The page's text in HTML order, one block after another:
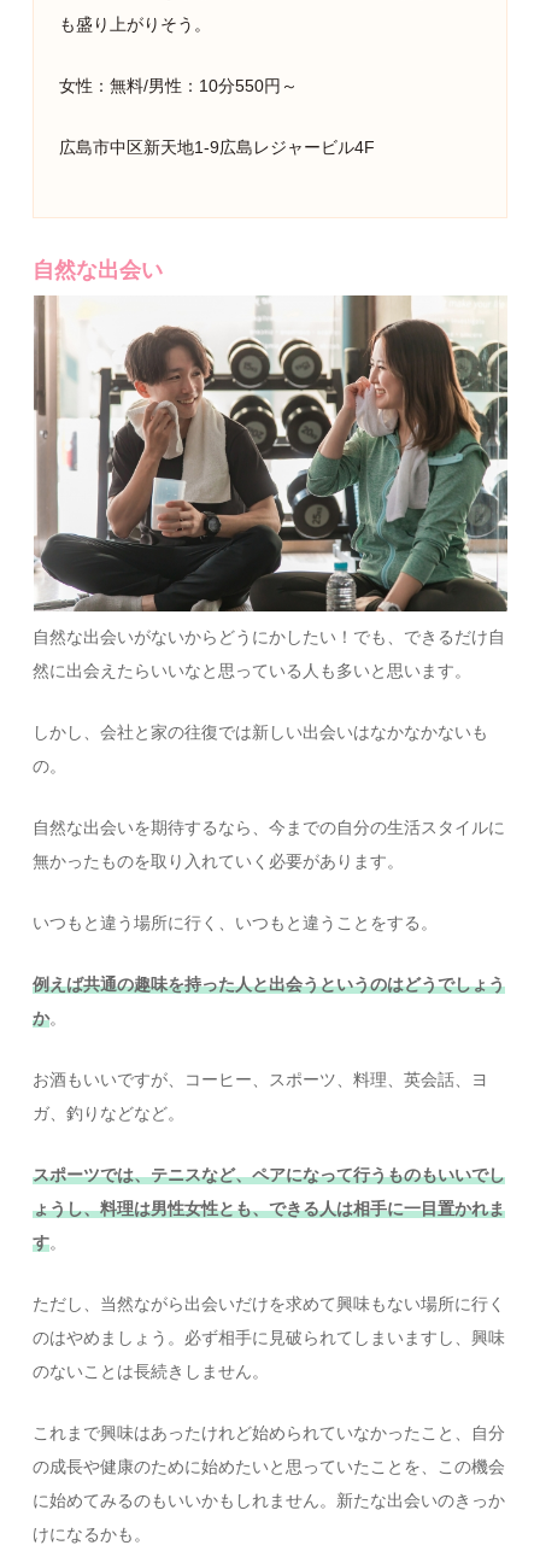
も盛り上がりそう。
女性：無料/男性：10分550円～
広島市中区新天地1-9広島レジャービル4F
自然な出会い
自然な出会いがないからどうにかしたい！でも、できるだけ自
然に出会えたらいいなと思っている人も多いと思います。
しかし、会社と家の往復では新しい出会いはなかなかないも
の。
自然な出会いを期待するなら、今までの自分の生活スタイルに
無かったものを取り入れていく必要があります。
いつもと違う場所に行く、いつもと違うことをする。
例えば共通の趣味を持った人と出会うというのはどうでしょう
か。
お酒もいいですが、コーヒー、スポーツ、料理、英会話、ヨ
ガ、釣りなどなど。
スポーツでは、テニスなど、ペアになって行うものもいいでし
ょうし、料理は男性女性とも、できる人は相手に一目置かれま
す。
ただし、当然ながら出会いだけを求めて興味もない場所に行く
のはやめましょう。必ず相手に見破られてしまいますし、興味
のないことは長続きしません。
これまで興味はあったけれど始められていなかったこと、自分
の成長や健康のために始めたいと思っていたことを、この機会
に始めてみるのもいいかもしれません。新たな出会いのきっか
けになるかも。